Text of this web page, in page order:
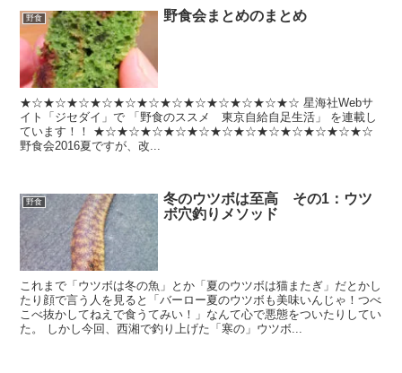
野食 野食会まとめのまとめ
★☆★☆★☆★☆★☆★☆★☆★☆★☆★☆★☆★☆ 星海社Webサ
イト「ジセダイ」で 「野食のススメ 東京自給自足生活」 を連載し
ています！！ ★☆★☆★☆★☆★☆★☆★☆★☆★☆★☆★☆★☆
野食会2016夏ですが、改...
野食
冬のウツボは至高 その1：ウツ
ボ穴釣りメソッド
これまで「ウツボは冬の魚」とか「夏のウツボは猫またぎ」だとかし
たり顔で言う人を見ると「バーロー夏のウツボも美味いんじゃ！つべ
こべ抜かしてねえで食うてみい！」なんて心で悪態をついたりしてい
た。 しかし今回、西湘で釣り上げた「寒の」ウツボ...